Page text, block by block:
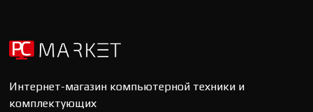
Интернет-магазин компьютерной техники и
комплектующих